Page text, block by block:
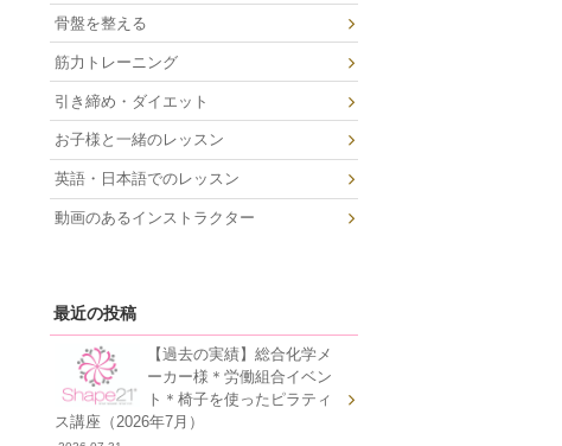
骨盤を整える
筋力トレーニング
引き締め・ダイエット
お子様と一緒のレッスン
英語・日本語でのレッスン
動画のあるインストラクター
最近の投稿
【過去の実績】総合化学メ
ーカー様＊労働組合イベン
ト＊椅子を使ったピラティ
ス講座（2026年7月）